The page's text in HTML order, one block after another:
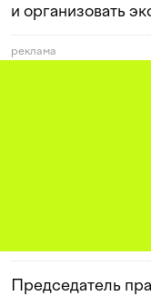
и организовать
реклама
Председатель